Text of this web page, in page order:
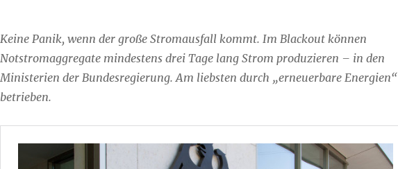
Keine Panik, wenn der große Stromausfall kommt. Im Blackout können
Notstromaggregate mindestens drei Tage lang Strom produzieren – in den
Ministerien der Bundesregierung. Am liebsten durch „erneuerbare Energien“
betrieben.